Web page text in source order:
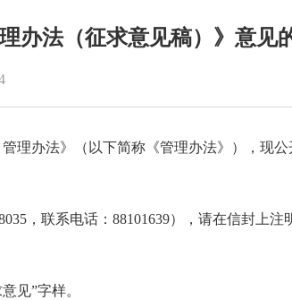
办法（征求意见稿）》意见
理办法》（以下简称《管理办法》），现
，联系电话：88101639），请在信封上注
见”字样。